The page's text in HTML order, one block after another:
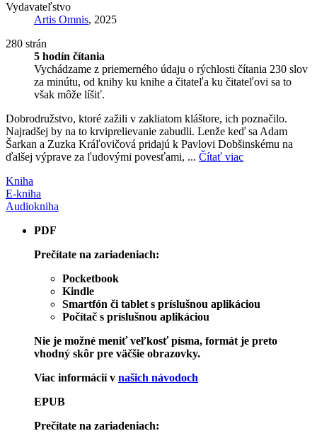
Vydavateľstvo
Artis Omnis, 2025
280 strán
5 hodín čítania
Vychádzame z priemerného údaju o rýchlosti čítania 230 slov
za minútu, od knihy ku knihe a čitateľa ku čitateľovi sa to
však môže líšiť.
Dobrodružstvo, ktoré zažili v zakliatom kláštore, ich poznačilo.
Najradšej by na to krviprelievanie zabudli. Lenže keď sa Adam
Šarkan a Zuzka Kráľovičová pridajú k Pavlovi Dobšinskému na
ďalšej výprave za ľudovými povesťami, ... Čítať viac
Kniha
E-kniha
Audiokniha
PDF
Prečítate na zariadeniach:
Pocketbook
Kindle
Smartfón či tablet s príslušnou aplikáciou
Počítač s príslušnou aplikáciou
Nie je možné meniť veľkosť písma, formát je preto
vhodný skôr pre väčšie obrazovky.
Viac informácií v našich návodoch
EPUB
Prečítate na zariadeniach: